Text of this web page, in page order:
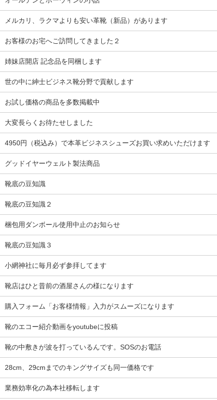
メルカリ、ラクマよりも安い革靴（新品）があります
お客様のお宅へご訪問してきました２
姉妹店開店 記念品を同梱します
世の中に紳士ビジネス靴分野で貢献します
お試し価格の商品を多数掲載中
大変長らくお待たせしました
4950円（税込み）で本革ビジネスシューズお買い求めいただけます
グッドイヤーウェルト製法商品
靴底の豆知識
靴底の豆知識２
梱包用ダンボール使用中止のお知らせ
靴底の豆知識３
小網神社に毎月必ず参拝してます
靴店はひと昔前の酒屋さんの様になります
購入フォーム「お客様情報」入力がスムーズになります
靴のエコー紹介動画をyoutubeに投稿
靴の中敷きが波を打っているんです。SOSのお電話
28cm、29cmまでのキングサイズも同一価格です
業務効率化の為本社移転します